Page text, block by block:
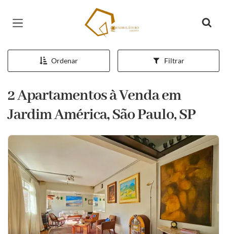
Página inicial
Ordenar Filtrar
2 Apartamentos à Venda em
Jardim América, São Paulo, SP